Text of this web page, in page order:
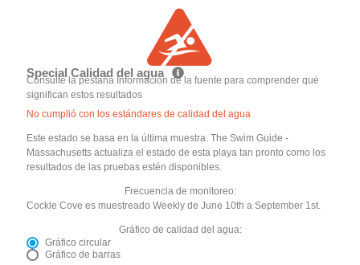
Special Calidad del agua
Consulte la pestaña Información de la fuente para comprender qué
significan estos resultados
No cumplió con los estándares de calidad del agua
Este estado se basa en la última muestra. The Swim Guide -
Massachusetts actualiza el estado de esta playa tan pronto como los
resultados de las pruebas estén disponibles.
Frecuencia de monitoreo:
Cockle Cove es muestreado Weekly de June 10th a September 1st.
Gráfico de calidad del agua:
Gráfico circular
Gráfico de barras